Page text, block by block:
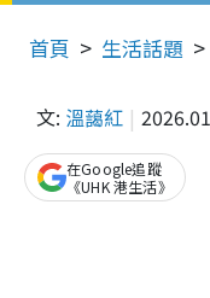
首頁 生活話題
文: 溫藹紅
在Google追蹤
《UHK 港生活》